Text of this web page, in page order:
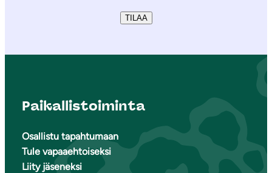
TILAA
Paikallistoiminta
Osallistu tapahtumaan
Tule vapaaehtoiseksi
Liity jäseneksi